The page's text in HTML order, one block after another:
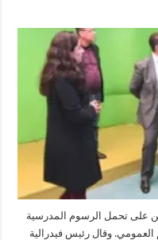
على تحمل الرسوم المدرسية
العمومي. وقال رئيس فيدرالية